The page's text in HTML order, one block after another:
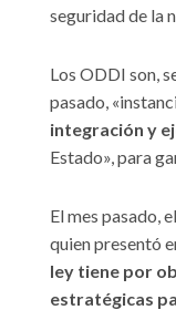
seguridad de la
Los ODDI son,
pasado,
integración y
Estado», para
El mes pasado,
quien presentó
ley tiene por
estratégicas